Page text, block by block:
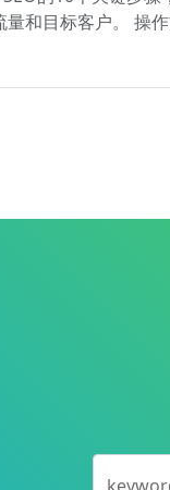
量和目标客户。